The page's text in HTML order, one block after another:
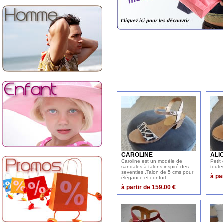
CAROLINE
Caroline est un modèle de
sandales à talons inspiré des
seventies .Talon de 5 cms pour
élégance et confort
à partir de 159.00 €
Petit
à